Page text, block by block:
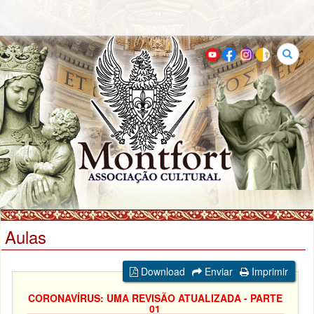
Buscar
Aulas
Download Enviar
Imprimir
CORONAVÍRUS: UMA REVISÃO ATUALIZADA - PARTE
01